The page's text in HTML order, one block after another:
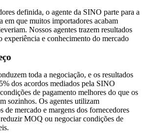
definida, o agente da SINO parte para a
em que muitos importadores acabam
Nossos agentes trazem resultados
experiência e conhecimento do mercado
toda a negociação, e os resultados
dos acordos mediados pela SINO
de pagamento melhores do que os
sozinhos. Os agentes utilizam
de mercado e margens dos fornecedores
MOQ ou negociar condições de